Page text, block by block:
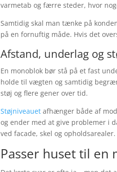
varmetab og færre steder, hvor
Samtidig skal man tænke på
på en fornuftig måde. Hvis det
Afstand, underlag og
En monoblok bør stå på et fast
holde til vægten og samtidig
støj og flere gener over tid.
Støjniveauet afhænger både af
og ender med at give problemer i
ved facade, skel og opholdsarealer.
Passer huset til en